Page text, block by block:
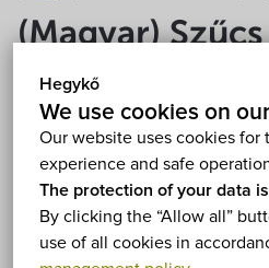
Hegykő
We use cookies on
Our website uses cookies for
experience and safe
The protection of your data
By clicking the “Allow all”
use of all cookies in
(Magyar)
(Friday) 12. July 2024 20:30
(Magyar) Hegykő, Szabadtéri
Show on map
Paid Koncert